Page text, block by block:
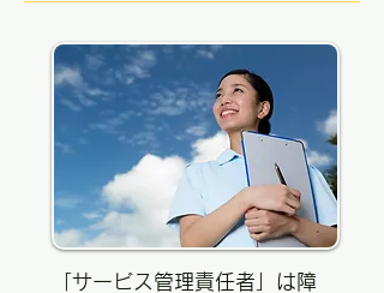
「サービス管理責任者」は障